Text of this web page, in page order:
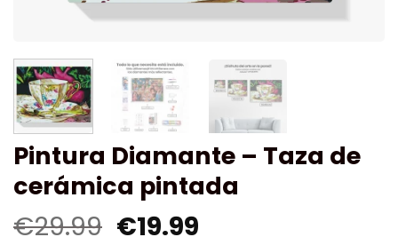
Pintura Diamante – Taza de
cerámica pintada
€29.99 €19.99